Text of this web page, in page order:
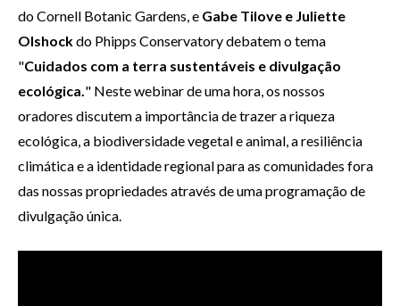
do Cornell Botanic Gardens, e Gabe Tilove e Juliette
Olshockdo Phipps Conservatory debatem o tema
"Cuidados com a terra sustentáveis e divulgação
ecológica." Neste webinar de uma hora, os nossos
oradores discutem a importância de trazer a riqueza
ecológica, a biodiversidade vegetal e animal, a resiliência
climática e a identidade regional para as comunidades fora
das nossas propriedades através de uma programação de
divulgação única.